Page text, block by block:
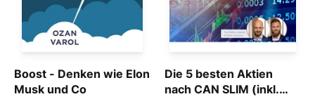
Boost - Denken wie Elon
Musk und Co
Die 5 besten Aktien
nach CAN SLIM (inkl.